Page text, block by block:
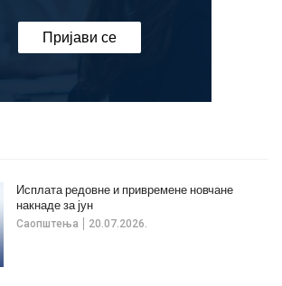
Пријави се
Саопштења 20.07.2026.
Исплата редовне и привремене новчане
накнаде за јун